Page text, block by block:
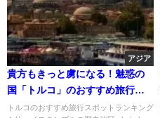
アジア
貴方もきっと虜になる！魅惑の
国「トルコ」のおすすめ旅行ス
ポットランキング
トルコのおすすめ旅行スポットランキング